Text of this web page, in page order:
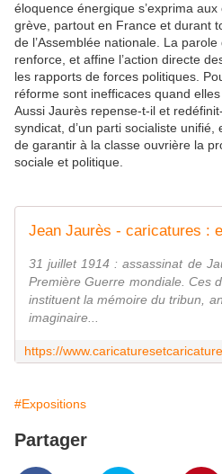
éloquence énergique s’exprima
grève, partout en France et durant
de l’Assemblée nationale. La
renforce, et affine l’action directe
les rapports de forces politiques.
réforme sont inefficaces quand
Aussi Jaurès repense-t-il et
syndicat, d’un parti socialiste unifié,
de garantir à la classe ouvrière la
sociale et politique.
31 juillet 1914 : assassinat de
Première Guerre mondiale. Ces
instituent la mémoire du tribun,
imaginaire...
#Expositions
Partager